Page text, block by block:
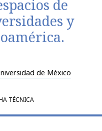
de
y
de México
TÉCNICA